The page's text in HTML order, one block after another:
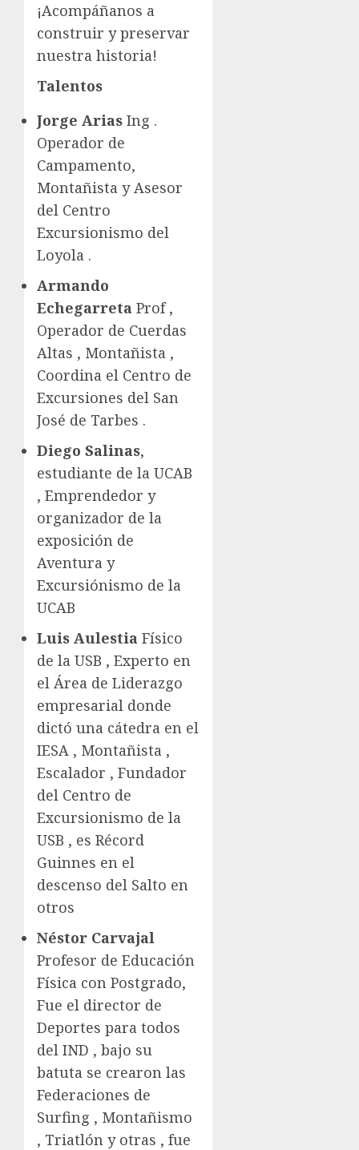
¡Acompáñanos a
construir y preservar
nuestra historia!
Talentos
Jorge Arias Ing .
Operador de
Campamento,
Montañista y Asesor
del Centro
Excursionismo del
Loyola .
Armando
Echegarreta Prof ,
Operador de Cuerdas
Altas , Montañista ,
Coordina el Centro de
Excursiones del San
José de Tarbes .
Diego Salinas,
estudiante de la UCAB
, Emprendedor y
organizador de la
exposición de
Aventura y
Excursiónismo de la
UCAB
Luis Aulestia Físico
de la USB , Experto en
el Área de Liderazgo
empresarial donde
dictó una cátedra en el
IESA , Montañista ,
Escalador , Fundador
del Centro de
Excursionismo de la
USB , es Récord
Guinnes en el
descenso del Salto en
otros
Néstor Carvajal
Profesor de Educación
Física con Postgrado,
Fue el director de
Deportes para todos
del IND , bajo su
batuta se crearon las
Federaciones de
Surfing , Montañismo
, Triatlón y otras , fue